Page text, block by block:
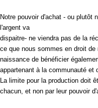
Notre pouvoir d'achat - ou plutôt
l'argent va
dispaitre- ne viendra pas de la
ce que nous sommes en droit
naissance de bénéficier
appartenant à la communauté et
La limite pour la production doit
chacun, et non par leur pouvoir